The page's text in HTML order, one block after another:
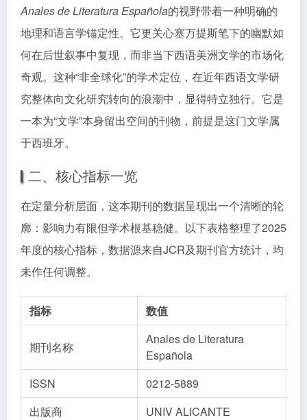
Anales de Literatura Española的视野带着一种明确的
地理和语言学锚定性。它更关心塞万提斯笔下的幽默如
何在后世叙事中复现，而非当下西语美洲文学的市场化
奇观。这种“非全球化”的学术定位，在近年西语文学研
究整体向文化研究转向的浪潮中，显得特立独行。它是
一本为“文学”本身留出空间的刊物，前提是这门文学属
于西班牙。
二、核心指标一览
在定量分析层面，这本期刊的数据呈现出一个清晰的轮
廓：影响力有限但学术根基稳健。以下表格整理了2025
年度的核心指标，数据源来自JCR及期刊官方统计，均
未作任何调整。
指标 数值
期刊名称
Anales de Literatura
Española
ISSN
0212-5889
出版商
UNIV ALICANTE